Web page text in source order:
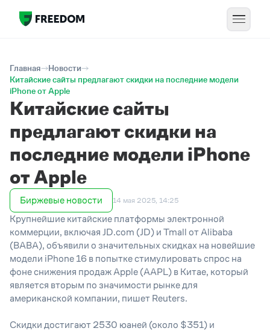
Главная
Новости
Китайские сайты предлагают скидки на последние модели
iPhone от Apple
Китайские сайты
предлагают скидки на
последние модели iPhone
от Apple
Биржевые новости 14 мая 2025, 14:25
Крупнейшие китайские платформы электронной
коммерции, включая JD.com (JD) и Tmall от Alibaba
(BABA), объявили о значительных скидках на новейшие
модели iPhone 16 в попытке стимулировать спрос на
фоне снижения продаж Apple (AAPL) в Китае, который
является вторым по значимости рынке для
американской компании, пишет Reuters.
Скидки достигают 2530 юаней (около $351) и